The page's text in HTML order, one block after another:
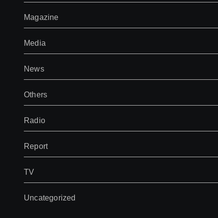
Magazine
Media
News
Others
Radio
Report
TV
Uncategorized